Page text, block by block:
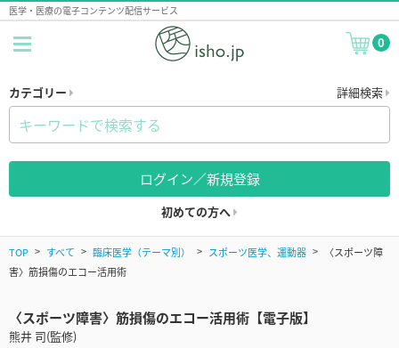
医学・医療の電子コンテンツ配信サービス
0
カテゴリー 詳細検索
ログイン／新規登録
初めての方へ
TOP すべて 臨床医学（テーマ別） スポーツ医学、運動器
〈スポーツ障
害〉筋損傷のエコー活用術
〈スポーツ障害〉筋損傷のエコー活用術【電子版】
熊井 司(監修)